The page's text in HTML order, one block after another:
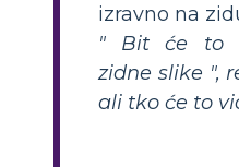
izravno na
" Bit će to
zidne slike ",
ali tko će to